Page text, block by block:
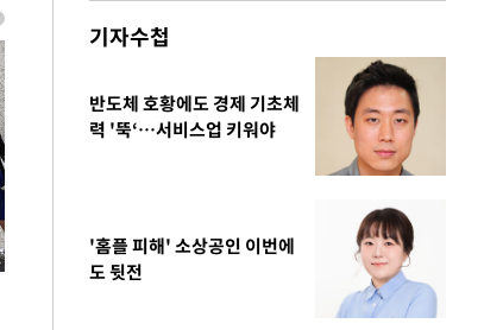
이 대통령, '청년 대책 속도 높여야…폭염 문제도 입추 코앞인데
기자수첩
반도체 호황에도 경제 기초체
력 '뚝‘…서비스업 키워야
'홈플 피해' 소상공인 이번에
도 뒷전